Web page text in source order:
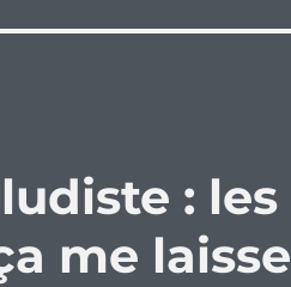
: les
me laisse